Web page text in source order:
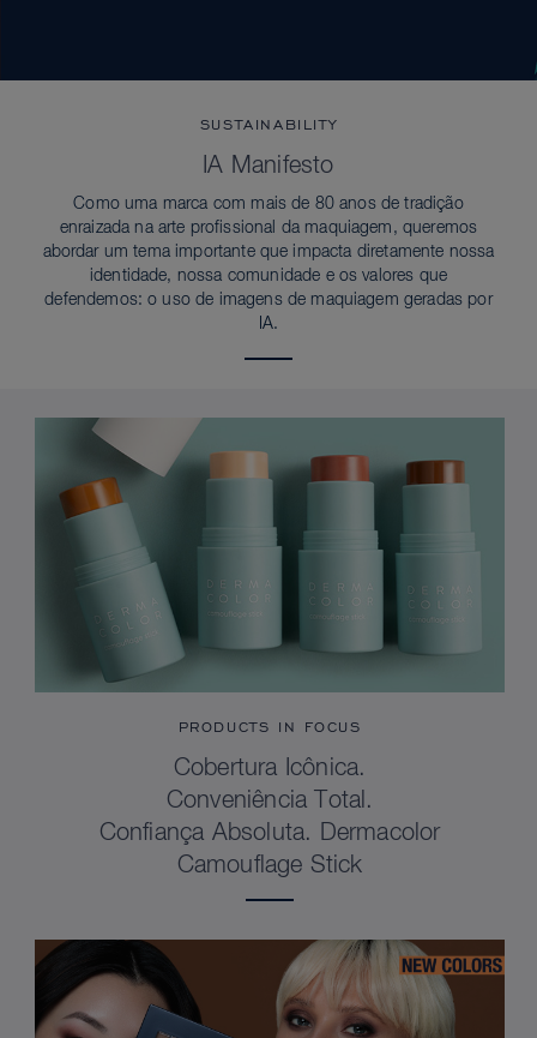
SUSTAINABILITY
IA Manifesto
Como uma marca com mais de 80 anos de tradição
enraizada na arte profissional da maquiagem, queremos
abordar um tema importante que impacta diretamente nossa
identidade, nossa comunidade e os valores que
defendemos: o uso de imagens de maquiagem geradas por
IA.
PRODUCTS IN FOCUS
Cobertura Icônica.
Conveniência Total.
Confiança Absoluta. Dermacolor
Camouflage Stick